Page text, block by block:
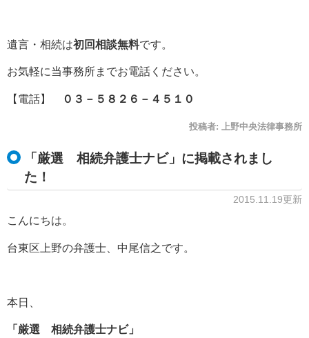
遺言・相続は初回相談無料です。
お気軽に当事務所までお電話ください。
【電話】 ０３－５８２６－４５１０
投稿者: 上野中央法律事務所
「厳選 相続弁護士ナビ」に掲載されまし
た！
2015.11.19更新
こんにちは。
台東区上野の弁護士、中尾信之です。
本日、
「厳選 相続弁護士ナビ」